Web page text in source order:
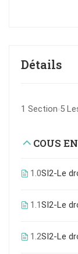
Détails
1 Section 5
COUS
1.0SI2-Le
1.1SI2-Le
1.2SI2-Le